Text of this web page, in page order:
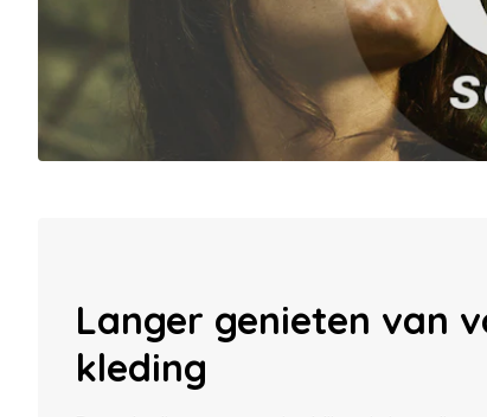
Langer genieten van
kleding